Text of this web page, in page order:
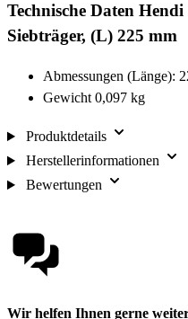
Technische Daten
Siebträger, (L) 225 mm
Abmessungen (Länge):
Gewicht 0,097 kg
Produktdetails
Herstellerinformationen
Bewertungen
Wir helfen Ihnen gerne